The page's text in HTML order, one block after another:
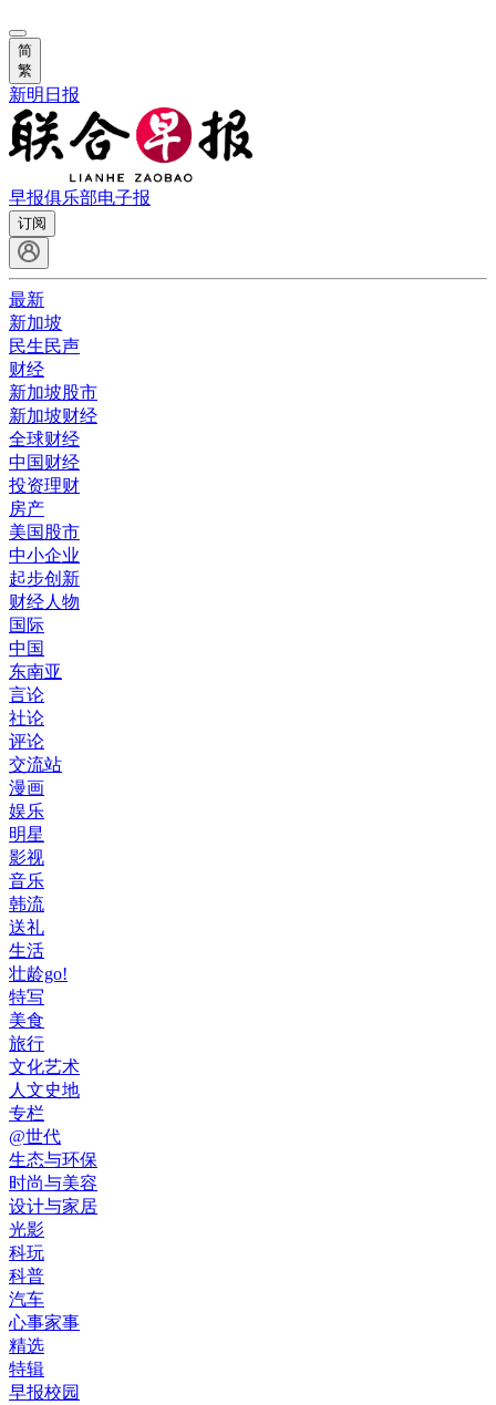
简
繁
新明日报
早报俱乐部电子报
订阅
最新
新加坡
民生民声
财经
新加坡股市
新加坡财经
全球财经
中国财经
投资理财
房产
美国股市
中小企业
起步创新
财经人物
国际
中国
东南亚
言论
社论
评论
交流站
漫画
娱乐
明星
影视
音乐
韩流
送礼
生活
壮龄go!
特写
美食
旅行
文化艺术
人文史地
专栏
@世代
生态与环保
时尚与美容
设计与家居
光影
科玩
科普
汽车
心事家事
精选
特辑
早报校园